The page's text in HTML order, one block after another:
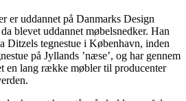
er uddannet på Danmarks Design
blevet uddannet møbelsnedker. Han
Ditzels tegnestue i København, inden
på Jyllands ’næse’, og har gennem
en lang række møbler til producenter